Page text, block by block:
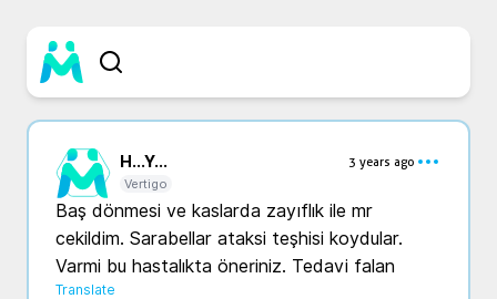
H...Y...
3 years ago
Vertigo
Baş dönmesi ve kaslarda zayıflık ile mr
cekildim. Sarabellar ataksi teşhisi koydular.
Translate